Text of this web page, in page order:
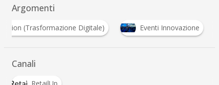
Argomenti
Digital Transformation (Trasformazione Digitale)
Canali
RetailUp